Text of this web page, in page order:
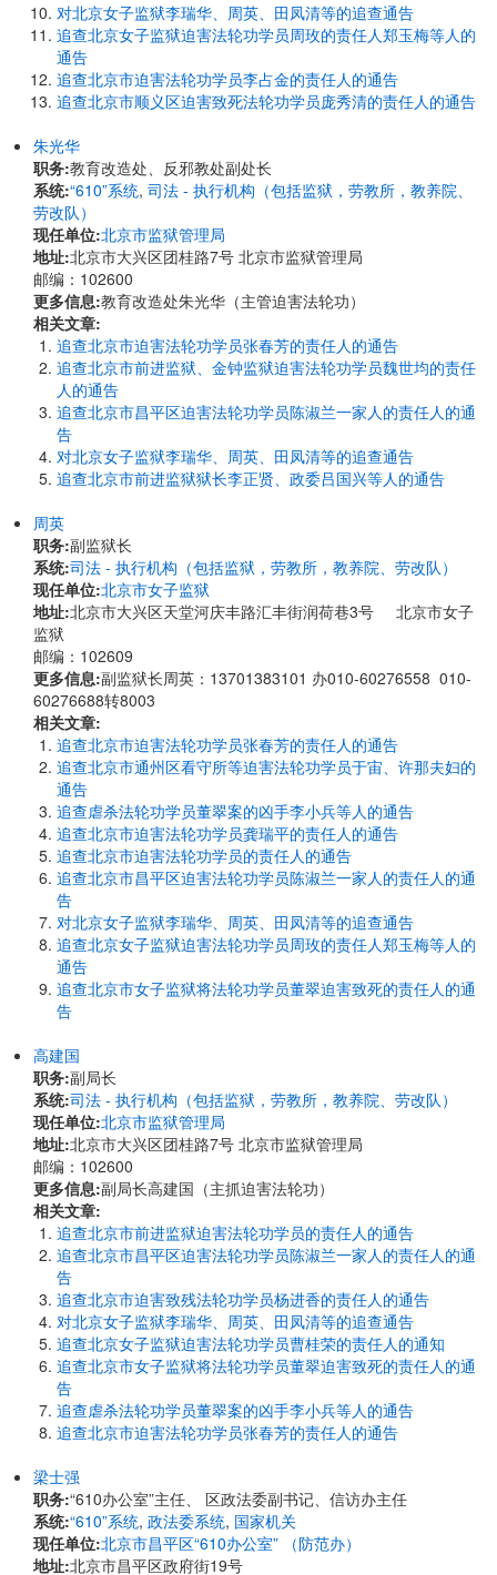
对北京女子监狱李瑞华、周英、田凤清等的追查通告
追查北京女子监狱迫害法轮功学员周玫的责任人郑玉梅等人的
通告
追查北京市迫害法轮功学员李占金的责任人的通告
追查北京市顺义区迫害致死法轮功学员庞秀清的责任人的通告
朱光华
职务:教育改造处、反邪教处副处长
系统:“610”系统, 司法 - 执行机构（包括监狱，劳教所，教养院、
劳改队）
现任单位:北京市监狱管理局
地址:北京市大兴区团桂路7号 北京市监狱管理局
邮编：102600
更多信息:教育改造处朱光华（主管迫害法轮功）
相关文章:
追查北京市迫害法轮功学员张春芳的责任人的通告
追查北京市前进监狱、金钟监狱迫害法轮功学员魏世均的责任
人的通告
追查北京市昌平区迫害法轮功学员陈淑兰一家人的责任人的通
告
对北京女子监狱李瑞华、周英、田凤清等的追查通告
追查北京市前进监狱狱长李正贤、政委吕国兴等人的通告
周英
职务:副监狱长
系统:司法 - 执行机构（包括监狱，劳教所，教养院、劳改队）
现任单位:北京市女子监狱
地址:北京市大兴区天堂河庆丰路汇丰街润荷巷3号 北京市女子
监狱
邮编：102609
更多信息:副监狱长周英：13701383101 办010-60276558 010-
60276688转8003
相关文章:
追查北京市迫害法轮功学员张春芳的责任人的通告
追查北京市通州区看守所等迫害法轮功学员于宙、许那夫妇的
通告
追查虐杀法轮功学员董翠案的凶手李小兵等人的通告
追查北京市迫害法轮功学员龚瑞平的责任人的通告
追查北京市迫害法轮功学员的责任人的通告
追查北京市昌平区迫害法轮功学员陈淑兰一家人的责任人的通
告
对北京女子监狱李瑞华、周英、田凤清等的追查通告
追查北京女子监狱迫害法轮功学员周玫的责任人郑玉梅等人的
通告
追查北京市女子监狱将法轮功学员董翠迫害致死的责任人的通
告
高建国
职务:副局长
系统:司法 - 执行机构（包括监狱，劳教所，教养院、劳改队）
现任单位:北京市监狱管理局
地址:北京市大兴区团桂路7号 北京市监狱管理局
邮编：102600
更多信息:副局长高建国（主抓迫害法轮功）
相关文章:
追查北京市前进监狱迫害法轮功学员的责任人的通告
追查北京市昌平区迫害法轮功学员陈淑兰一家人的责任人的通
告
追查北京市迫害致残法轮功学员杨进香的责任人的通告
对北京女子监狱李瑞华、周英、田凤清等的追查通告
追查北京女子监狱迫害法轮功学员曹桂荣的责任人的通知
追查北京市女子监狱将法轮功学员董翠迫害致死的责任人的通
告
追查虐杀法轮功学员董翠案的凶手李小兵等人的通告
追查北京市迫害法轮功学员张春芳的责任人的通告
梁士强
职务:“610办公室”主任、 区政法委副书记、信访办主任
系统:“610”系统, 政法委系统, 国家机关
现任单位:北京市昌平区“610办公室” （防范办）
地址:北京市昌平区政府街19号